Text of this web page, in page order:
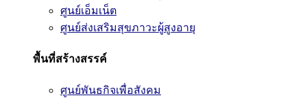
ศูนย์เอ็มเน็ต
ศูนย์ส่งเสริมสุขภาวะผู้สูงอายุ
พื้นที่สร้างสรรค์
ศูนย์พันธกิจเพื่อสังคม